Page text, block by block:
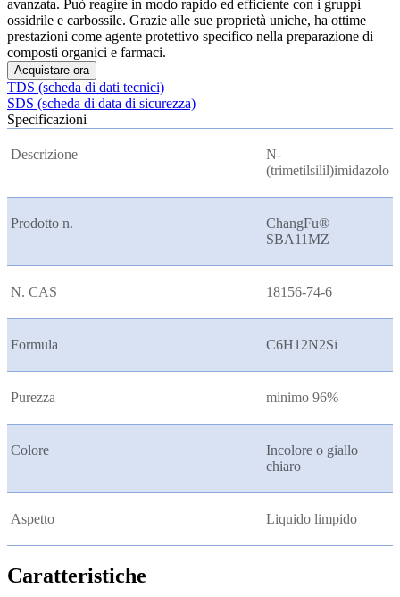
avanzata. Può reagire in modo rapido ed efficiente con i gruppi
ossidrile e carbossile. Grazie alle sue proprietà uniche, ha ottime
prestazioni come agente protettivo specifico nella preparazione di
composti organici e farmaci.
Acquistare ora
TDS (scheda di dati tecnici)
SDS (scheda di data di sicurezza)
Specificazioni
Descrizione
N-
(trimetilsilil)imidazolo
Prodotto n.
ChangFu®
SBA11MZ
N. CAS 18156-74-6
Formula C6H12N2Si
Purezza minimo 96%
Colore
Incolore o giallo
chiaro
Aspetto Liquido limpido
Caratteristiche